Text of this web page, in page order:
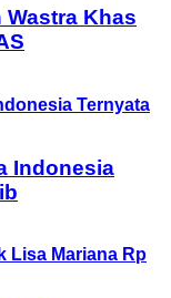
Khas
Indonesia